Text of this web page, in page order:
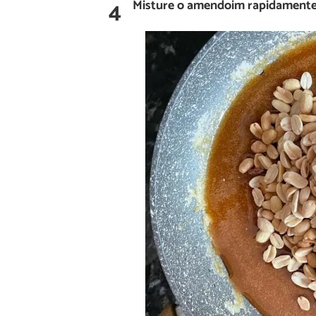
4 Misture o amendoim